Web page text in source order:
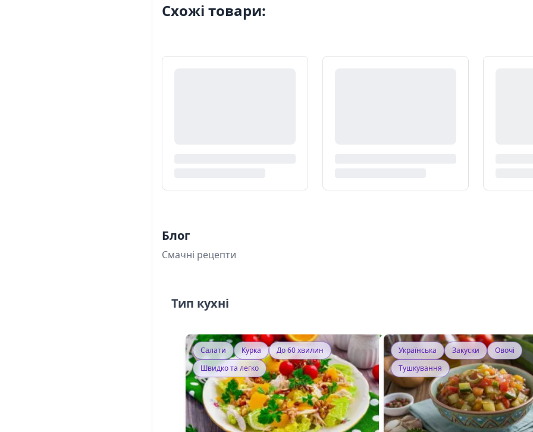
Схожі товари:
Блог
Смачні рецепти
Тип кухні
Салати Курка
До 60 хвилин
Швидко та легко
Українська Закуски
Овочі
Тушкування